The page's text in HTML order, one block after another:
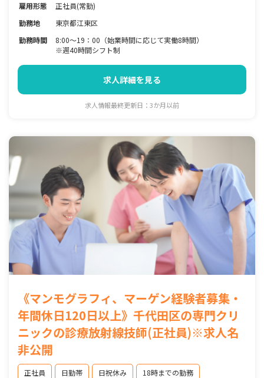
雇用形態
正社員(常勤)
勤務地
東京都江東区
勤務時間
8:00～19：00（始業時間に応じて実働8時間）
※週40時間シフト制
求人詳細を見る
求人情報最終更新日：3か月以前
《マンモグラフィ、マーゲン経験者募集・
年間休日120日以上》千代田区の専門クリ
ニックの診療放射線技師(正社員)※求人名
非公開
正社員 日勤帯 日祝休み 18時までの勤務